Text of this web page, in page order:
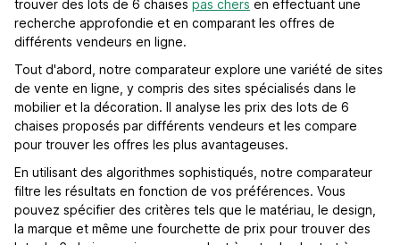
trouver des lots de 6 chaises pas chers en effectuant une
recherche approfondie et en comparant les offres de
différents vendeurs en ligne.
Tout d'abord, notre comparateur explore une variété de sites
de vente en ligne, y compris des sites spécialisés dans le
mobilier et la décoration. Il analyse les prix des lots de 6
chaises proposés par différents vendeurs et les compare
pour trouver les offres les plus avantageuses.
En utilisant des algorithmes sophistiqués, notre comparateur
filtre les résultats en fonction de vos préférences. Vous
pouvez spécifier des critères tels que le matériau, le design,
la marque et même une fourchette de prix pour trouver des